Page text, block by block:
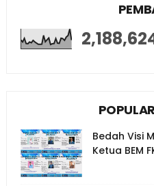
Bedah Visi
Ketua BEM